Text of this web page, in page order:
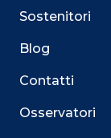
Sostenitori
Blog
Contatti
Osservatori